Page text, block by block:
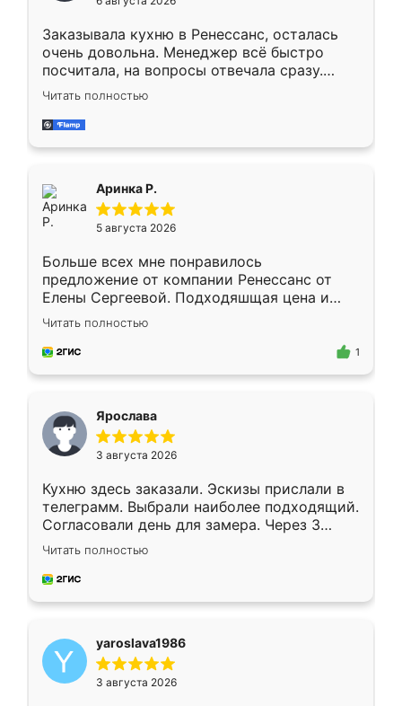
мебели буду заказывать только здесь.
Заказывала кухню в Ренессанс, осталась
очень довольна. Менеджер всё быстро
посчитала, на вопросы отвечала сразу.
Замерщик приехал в субботу, подошёл к
делу со всей ответственностью. Собрали
за день, ребята работали аккуратно, даже
Читать полностью
Аринка Р.
5 августа 2026
Больше всех мне понравилось
предложение от компании Ренессанс от
Елены Сергеевой. Подходяшщая цена и
короткие сроки изготовления. Приехавший
для замера сотрудник Владислав
предложил по моему эскизу самый
Читать полностью
1
Ярослава
3 августа 2026
Кухню здесь заказали. Эскизы прислали в
телеграмм. Выбрали наиболее подходящий.
Согласовали день для замера. Через 3
недели кухня была уже готова. Остались
довольны работой. Спасибо Ренессанс
мебель за качественную работу!
Читать полностью
yaroslava1986
3 августа 2026